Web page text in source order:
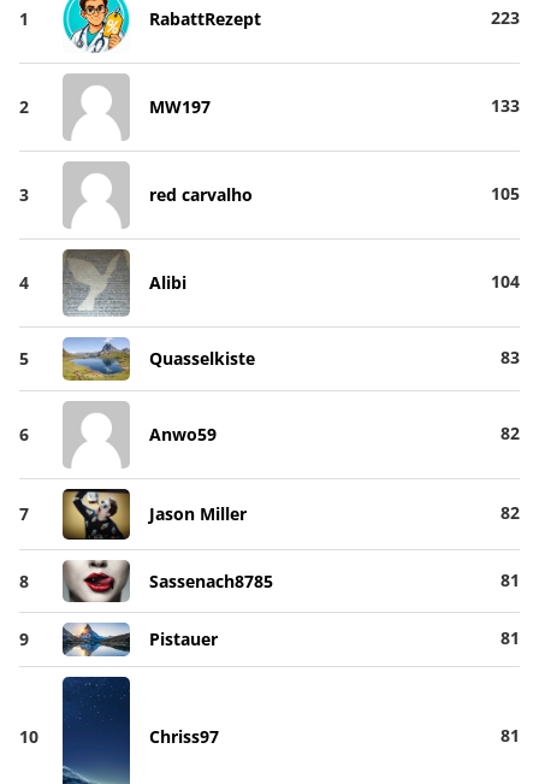
1 RabattRezept 223
2 MW197 133
3 red carvalho 105
4 Alibi 104
5 Quasselkiste 83
6 Anwo59 82
7 Jason Miller 82
8 Sassenach8785 81
9 Pistauer 81
10 Chriss97 81